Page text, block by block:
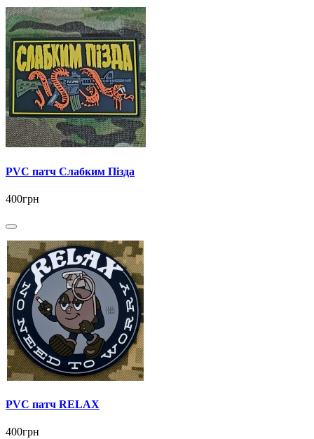
PVC патч Слабким Пізда
400грн
PVC патч RELAX
400грн